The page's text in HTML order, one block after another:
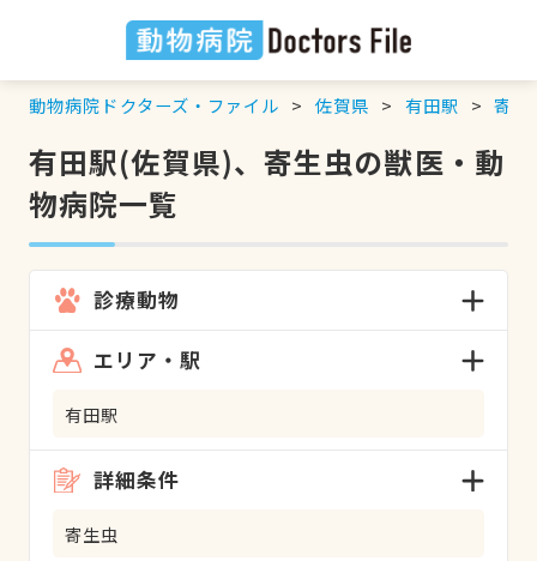
動物病院ドクターズ・ファイル 佐賀県 有田駅 寄生
有田駅(佐賀県)、寄生虫の獣医・動
物病院一覧
診療動物
エリア・駅
有田駅
詳細条件
寄生虫